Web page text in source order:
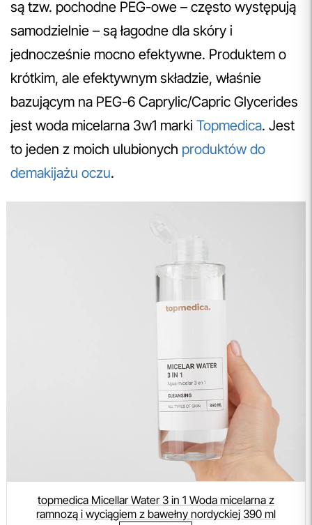
są tzw. pochodne PEG-owe – często występują
samodzielnie – są łagodne dla skóry i
jednocześnie mocno efektywne. Produktem o
krótkim, ale efektywnym składzie, właśnie
bazującym na PEG-6 Caprylic/Capric Glycerides
jest woda micelarna 3w1 marki Topmedica. Jest
to jeden z moich ulubionych produktów do
demakijażu oczu.
topmedica Micellar Water 3 in 1 Woda micelarna z
ramnozą i wyciągiem z bawełny nordyckiej 390 ml